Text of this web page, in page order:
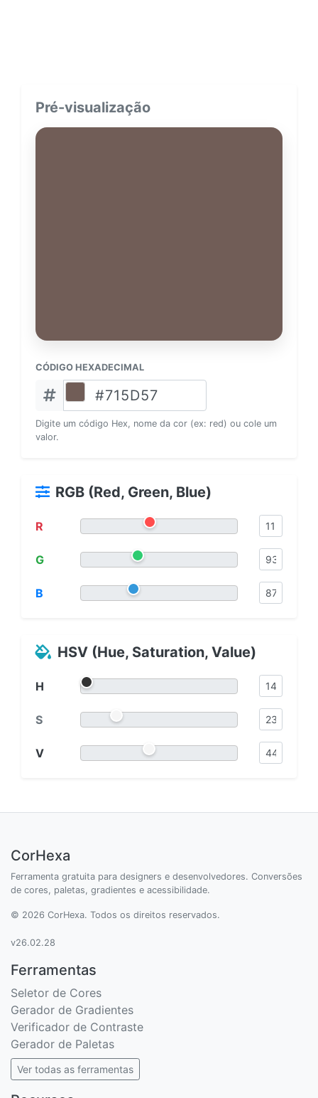
Pré-visualização
CÓDIGO HEXADECIMAL
Digite um código Hex, nome da cor (ex: red) ou cole um
valor.
RGB (Red, Green, Blue)
R
G
B
HSV (Hue, Saturation, Value)
H
S
V
CorHexa
Ferramenta gratuita para designers e desenvolvedores. Conversões
de cores, paletas, gradientes e acessibilidade.
© 2026 CorHexa. Todos os direitos reservados.
v26.02.28
Ferramentas
Seletor de Cores
Gerador de Gradientes
Verificador de Contraste
Gerador de Paletas
Ver todas as ferramentas